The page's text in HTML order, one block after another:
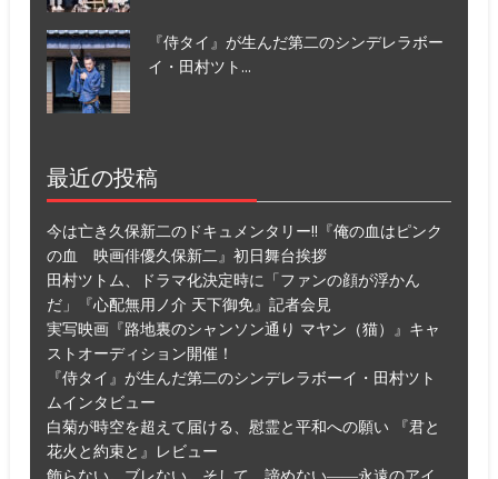
『侍タイ』が生んだ第二のシンデレラボー
イ・田村ツト...
最近の投稿
今は亡き久保新二のドキュメンタリー!!『俺の血はピンク
の血 映画俳優久保新二』初日舞台挨拶
田村ツトム、ドラマ化決定時に「ファンの顔が浮かん
だ」『心配無用ノ介 天下御免』記者会見
実写映画『路地裏のシャンソン通り マヤン（猫）』キャ
ストオーディション開催！
『侍タイ』が生んだ第二のシンデレラボーイ・田村ツト
ムインタビュー
白菊が時空を超えて届ける、慰霊と平和への願い 『君と
花火と約束と』レビュー